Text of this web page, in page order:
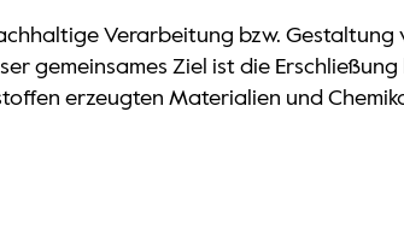
Verarbeitung bzw. Gestaltung
gemeinsames Ziel ist die
erzeugten Materialien und